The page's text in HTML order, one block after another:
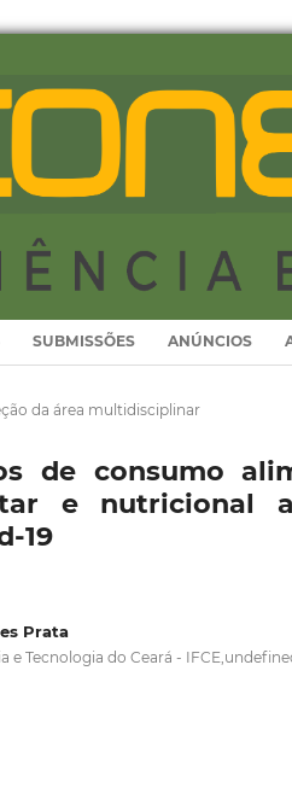
SUBMISSÕES ANÚNCIOS
da área multidisciplinar
de consumo
e nutricional
19
Prata
e Tecnologia do Ceará -